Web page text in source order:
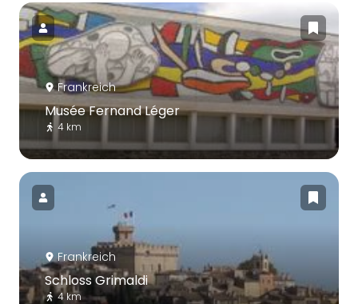
Frankreich
Musée Fernand Léger
4 km
Frankreich
Schloss Grimaldi
4 km